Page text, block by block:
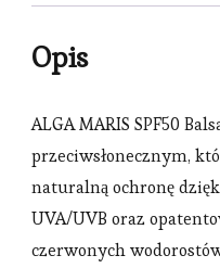
Opis
ALGA MARIS SPF50
przeciwsłonecznym,
naturalną ochronę
UVA/UVB oraz
czerwonych